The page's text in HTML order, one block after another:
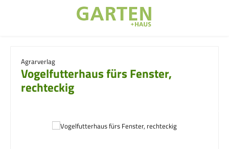
Agrarverlag
Vogelfutterhaus fürs Fenster,
rechteckig
Bildergalerie überspringen